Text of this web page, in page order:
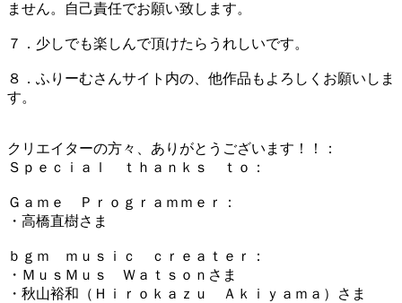
ません。自己責任でお願い致します。
７．少しでも楽しんで頂けたらうれしいです。
８．ふりーむさんサイト内の、他作品もよろしくお願いしま
す。
クリエイターの方々、ありがとうございます！！：
Ｓｐｅｃｉａｌ ｔｈａｎｋｓ ｔｏ：
Ｇａｍｅ Ｐｒｏｇｒａｍｍｅｒ：
・高橋直樹さま
ｂｇｍ ｍｕｓｉｃ ｃｒｅａｔｅｒ：
・ＭｕｓＭｕｓ Ｗａｔｓｏｎさま
・秋山裕和（Ｈｉｒｏｋａｚｕ Ａｋｉｙａｍａ）さま